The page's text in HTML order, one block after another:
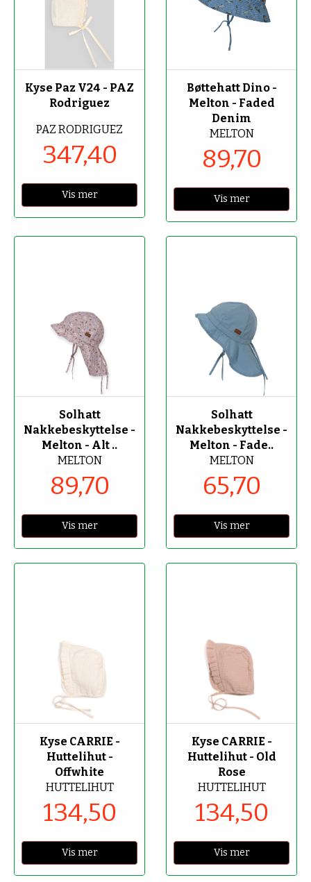
-40%
Kyse Paz V24 - PAZ
Rodriguez
PAZ RODRIGUEZ
347,40
Vis mer
Bøttehatt Dino -
Melton - Faded
Denim
MELTON
89,70
Vis mer
Solhatt
Nakkebeskyttelse -
Melton - Alt ..
MELTON
89,70
Vis mer
Solhatt
Nakkebeskyttelse -
Melton - Fade..
MELTON
65,70
Vis mer
-50%
Kyse CARRIE -
Huttelihut -
Offwhite
HUTTELIHUT
134,50
Vis mer
-50%
Kyse CARRIE -
Huttelihut - Old
Rose
HUTTELIHUT
134,50
Vis mer